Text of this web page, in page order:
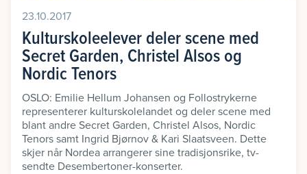
23.10.2017
Kulturskoleelever deler scene med
Secret Garden, Christel Alsos og
Nordic Tenors
OSLO: Emilie Hellum Johansen og Follostrykerne
representerer kulturskolelandet og deler scene med
blant andre Secret Garden, Christel Alsos, Nordic
Tenors samt Ingrid Bjørnov & Kari Slaatsveen. Dette
skjer når Nordea arrangerer sine tradisjonsrike, tv-
sendte Desembertoner-konserter.